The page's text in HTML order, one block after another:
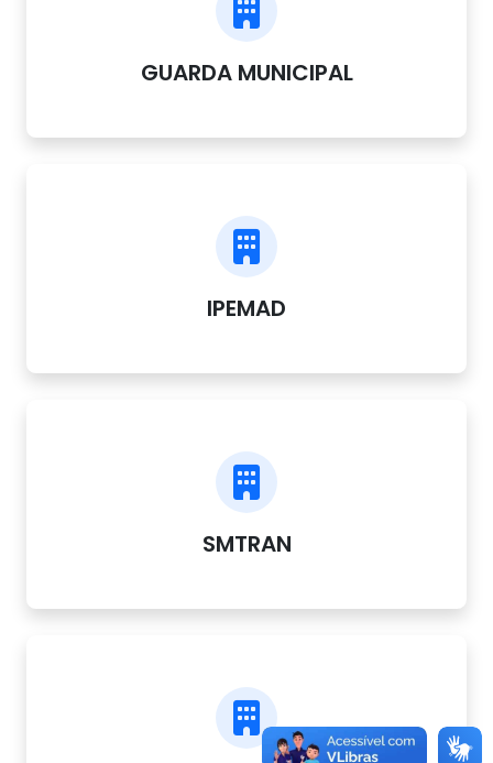
GUARDA MUNICIPAL
IPEMAD
SMTRAN